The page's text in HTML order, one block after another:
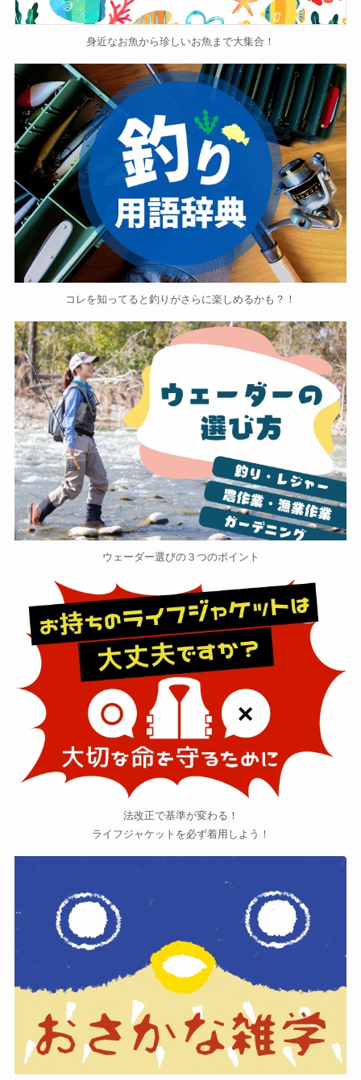
身近なお魚から珍しいお魚まで大集合！
コレを知ってると釣りがさらに楽しめるかも？！
ウェーダー選びの３つのポイント
法改正で基準が変わる！
ライフジャケットを必ず着用しよう！